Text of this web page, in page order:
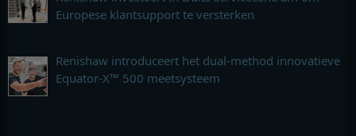
Europese klantsupport te versterken
Renishaw introduceert het dual-method innovatieve
Equator-X™ 500 meetsysteem